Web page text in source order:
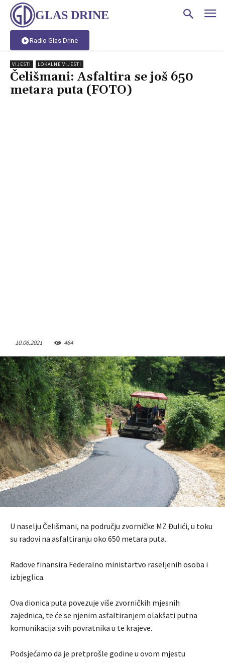
GLAS DRINE
Radio Glas Drine
VIJESTI LOKALNE VIJESTI
Čelišmani: Asfaltira se još 650
metara puta (FOTO)
10.06.2021 464
U naselju Čelišmani, na području zvorničke MZ Đulići, u toku
su radovi na asfaltiranju oko 650 metara puta.
Radove finansira Federalno ministartvo raseljenih osoba i
izbjeglica.
Ova dionica puta povezuje više zvorničkih mjesnih
zajednica, te će se njenim asfaltiranjem olakšati putna
komunikacija svih povratnika u te krajeve.
Podsjećamo da je pretprošle godine u ovom mjestu